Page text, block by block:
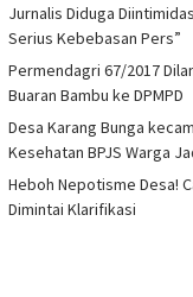
Jurnalis Diduga
Serius Kebebasan Pers”
Permendagri 67/2017
Buaran Bambu ke DPMPD
Desa Karang Bunga
Kesehatan BPJS Warga
Heboh Nepotisme Desa!
Dimintai Klarifikasi